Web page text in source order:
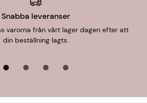
Snabba leveranser
varorna från vårt lager dagen efter att
din beställning lagts.